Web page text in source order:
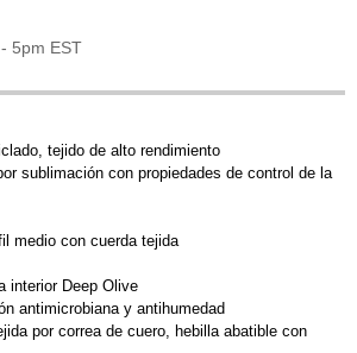
5pm EST
tejido de alto rendimiento
sublimación con propiedades de control de la
medio con cuerda tejida
interior Deep Olive
antimicrobiana y antihumedad
por correa de cuero, hebilla abatible con